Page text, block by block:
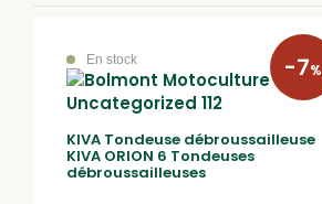
En stock
KIVA Tondeuse débroussailleuse
KIVA ORION 6 Tondeuses
débroussailleuses
-7%